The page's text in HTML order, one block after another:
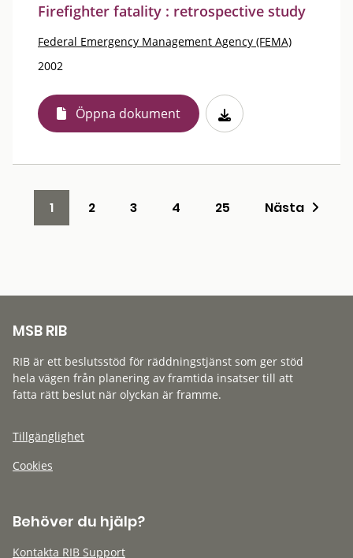
Firefighter fatality : retrospective study
Federal Emergency Management Agency (FEMA)
2002
Öppna dokument
1 2 3 4 25 Nästa
MSB RIB
RIB är ett beslutsstöd för räddningstjänst som ger stöd
hela vägen från planering av framtida insatser till att
fatta rätt beslut när olyckan är framme.
Tillgänglighet
Cookies
Behöver du hjälp?
Kontakta RIB Support